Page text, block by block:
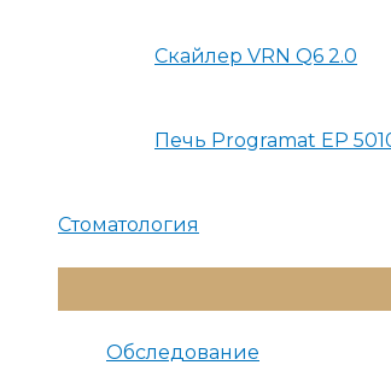
Скайлер VRN Q6 2.0
Печь Programat EP
Стоматология
Меню
Обследование